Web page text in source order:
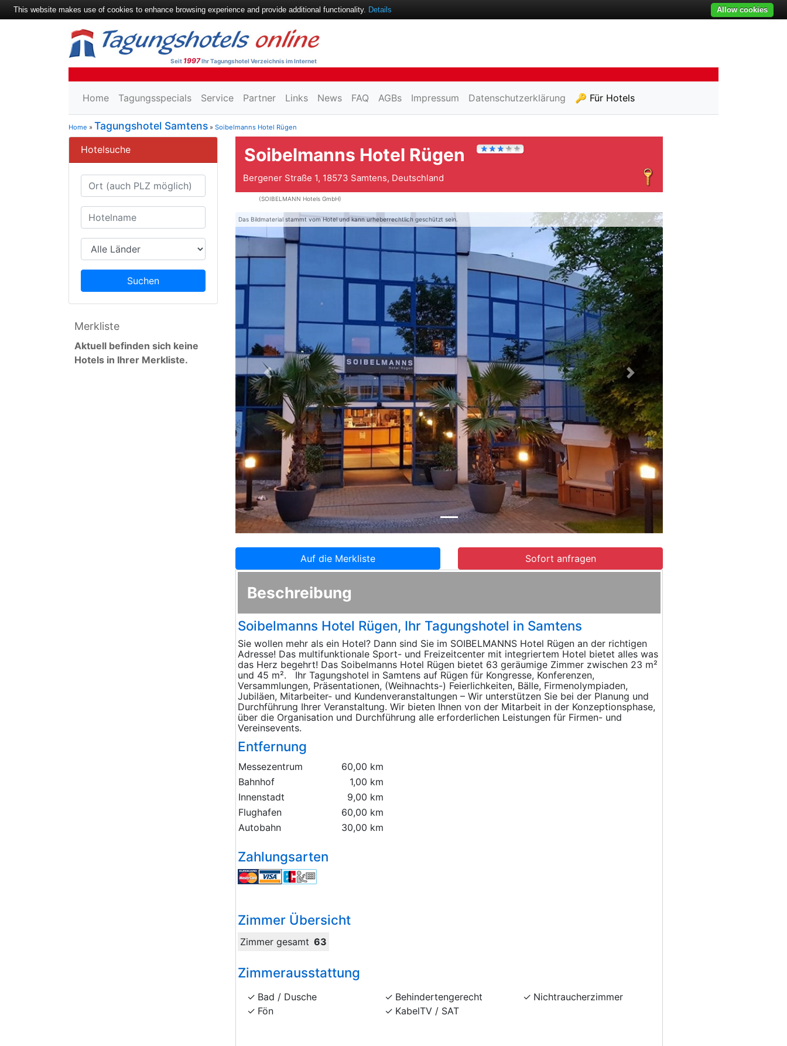
Seit 1997Ihr Tagungshotel Verzeichnis im Internet
Home Tagungsspecials Service Partner Links News FAQ AGBs Impressum Datenschutzerklärung 🔑 Für Hotels
Home » Tagungshotel Samtens » Soibelmanns Hotel Rügen
Hotelsuche
Suchen
Merkliste
Aktuell befinden sich keine
Hotels in Ihrer Merkliste.
Soibelmanns Hotel Rügen
Bergener Straße 1, 18573 Samtens, Deutschland
(SOIBELMANN Hotels GmbH)
Das Bildmaterial stammt vom Hotel und kann urheberrechtlich geschützt sein.
Zurück Weiter
Auf die Merkliste Sofort anfragen
Beschreibung
Soibelmanns Hotel Rügen, Ihr Tagungshotel in Samtens
Sie wollen mehr als ein Hotel? Dann sind Sie im SOIBELMANNS Hotel Rügen an der richtigen
Adresse! Das multifunktionale Sport- und Freizeitcenter mit integriertem Hotel bietet alles was
das Herz begehrt! Das Soibelmanns Hotel Rügen bietet 63 geräumige Zimmer zwischen 23 m²
und 45 m². Ihr Tagungshotel in Samtens auf Rügen für Kongresse, Konferenzen,
Versammlungen, Präsentationen, (Weihnachts-) Feierlichkeiten, Bälle, Firmenolympiaden,
Jubiläen, Mitarbeiter- und Kundenveranstaltungen – Wir unterstützen Sie bei der Planung und
Durchführung Ihrer Veranstaltung. Wir bieten Ihnen von der Mitarbeit in der Konzeptionsphase,
über die Organisation und Durchführung alle erforderlichen Leistungen für Firmen- und
Vereinsevents.
Entfernung
Messezentrum
60,00 km
Bahnhof
1,00 km
Innenstadt
9,00 km
Flughafen
60,00 km
Autobahn
30,00 km
Zahlungsarten
Zimmer Übersicht
Zimmer gesamt 63
Zimmerausstattung
Bad / Dusche
Fön
Behindertengerecht
KabelTV / SAT
Nichtraucherzimmer
This website makes use of cookies to enhance browsing experience and provide additional functionality. Details Allow cookies